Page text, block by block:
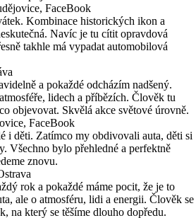
FaceBook
Kombinace historických ikon a
Navíc je tu cítit opravdová
takhle má vypadat automobilová
a pokaždé odcházím nadšený.
lidech a příbězích. Člověk tu
objevovat. Skvělá akce světové úrovně.
FaceBook
i děti. Zatímco my obdivovali auta, děti si
Všechno bylo přehledné a perfektně
znovu.
rok a pokaždé máme pocit, že je to
ale o atmosféru, lidi a energii. Člověk se
na který se těšíme dlouho dopředu.